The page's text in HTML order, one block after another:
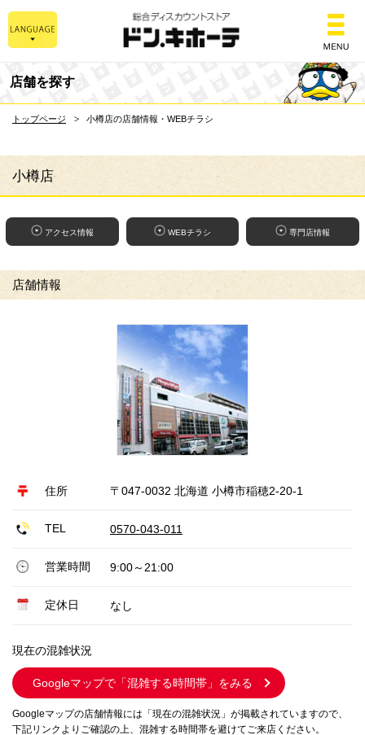
総合ディスカウント
店舗を探す
トップページ 小樽店の店舗情報・WEBチラシ
小樽店
アクセス情報 WEBチラシ 専門店情報
店舗情報
住所 〒047-0032 北海道 小樽市稲穂2-20-1
TEL 0570-043-011
営業時間 9:00～21:00
定休日 なし
現在の混雑状況
Googleマップで 「混雑する時間帯」をみる
Googleマップの店舗情報には「現在の混雑状況」が掲載されていますので、
下記リンクよりご確認の上、混雑する時間帯を避けてご来店ください。